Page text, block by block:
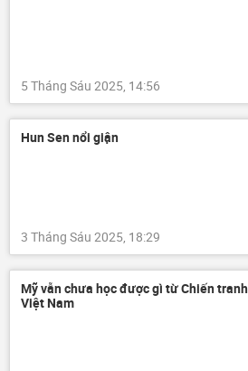
5 Tháng Sáu 2025, 14:56
Hun Sen nổi giận
3 Tháng Sáu 2025, 18:29
Mỹ vẫn chưa học được gì từ Chiến tranh
Việt Nam